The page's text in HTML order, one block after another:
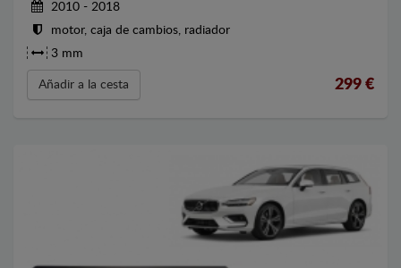
2010 - 2018
motor, caja de cambios, radiador
3 mm
Añadir a la cesta 299 €